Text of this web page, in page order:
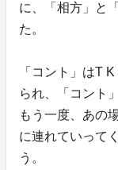
に、「相方」と
た。
「コント」はT
られ、「コント
もう一度、あの
に連れていって
う。